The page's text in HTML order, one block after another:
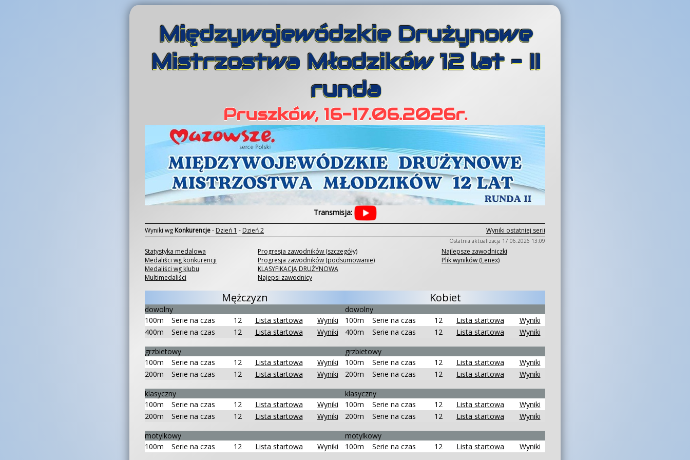
Międzywojewódzkie Drużynowe
Mistrzostwa Młodzików 12 lat – II
runda
Pruszków, 16-17.06.2026r.
Transmisja:
Wyniki wg Konkurencje- Dzień 1 - Dzień 2 Wyniki ostatniej serii
Ostatnia aktualizacja 17.06.2026 13:09
Statystyka medalowa Progresja zawodników (szczegóły)
Najlepsze zawodniczki
Medaliści wg konkurencji
Progresja zawodników (podsumowanie)
Plik wyników (Lenex)
Medaliści wg klubu
KLASYFIKACJA DRUŻYNOWA
Multimedaliści
Najepsi zawodnicy
Mężczyzn Kobiet
dowolny
dowolny
100m
Serie na czas 12 Lista startowa Wyniki 100m Serie na czas 12 Lista startowa
Wyniki
400m
Serie na czas 12 Lista startowa Wyniki 400m Serie na czas 12 Lista startowa
Wyniki
grzbietowy
grzbietowy
100m
Serie na czas 12 Lista startowa Wyniki 100m Serie na czas 12 Lista startowa
Wyniki
200m
Serie na czas 12 Lista startowa Wyniki 200m Serie na czas 12 Lista startowa
Wyniki
klasyczny
klasyczny
100m
Serie na czas 12 Lista startowa Wyniki 100m Serie na czas 12 Lista startowa
Wyniki
200m
Serie na czas 12 Lista startowa Wyniki 200m Serie na czas 12 Lista startowa
Wyniki
motylkowy
motylkowy
100m
Serie na czas 12 Lista startowa Wyniki 100m Serie na czas 12 Lista startowa Wyniki